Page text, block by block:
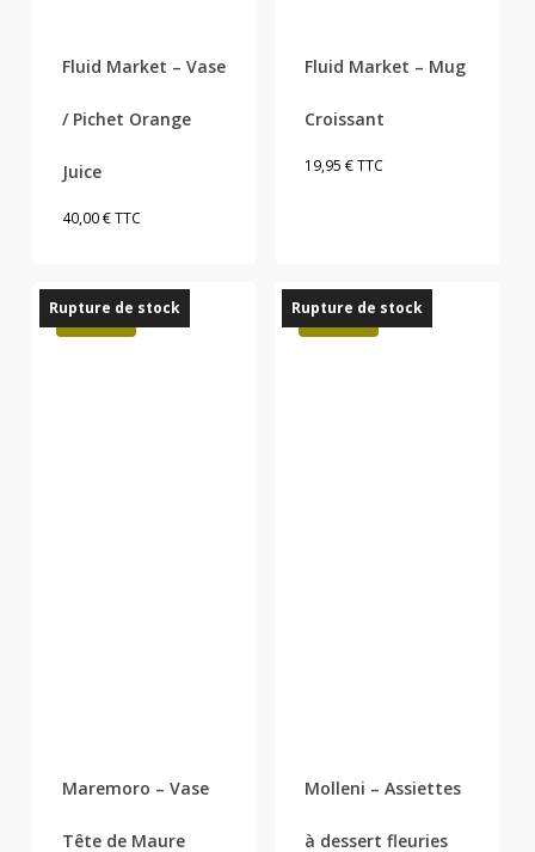
Fluid Market – Vase
/ Pichet Orange
Juice
40,00€TTC
Fluid Market – Mug
Croissant
19,95€TTC
Rupture de stock
Promo !
Maremoro – Vase
Tête de Maure
Rupture de stock
Promo !
Molleni – Assiettes
à dessert fleuries